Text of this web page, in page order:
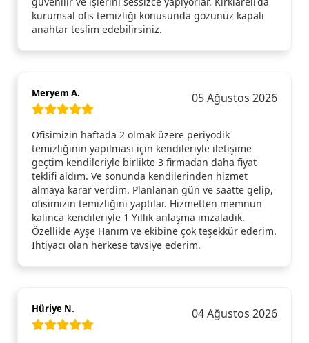
kurumsal ofis temizliği konusunda gözünüz kapalı
anahtar teslim edebilirsiniz.
Meryem A. 05 Ağustos 2026
Ofisimizin haftada 2 olmak üzere periyodik
temizliğinin yapılması için kendileriyle iletişime
geçtim kendileriyle birlikte 3 firmadan daha fiyat
teklifi aldım. Ve sonunda kendilerinden hizmet
almaya karar verdim. Planlanan gün ve saatte gelip,
ofisimizin temizliğini yaptılar. Hizmetten memnun
kalınca kendileriyle 1 Yıllık anlaşma imzaladık.
Özellikle Ayşe Hanım ve ekibine çok teşekkür ederim.
İhtiyacı olan herkese tavsiye ederim.
Hüriye N. 04 Ağustos 2026